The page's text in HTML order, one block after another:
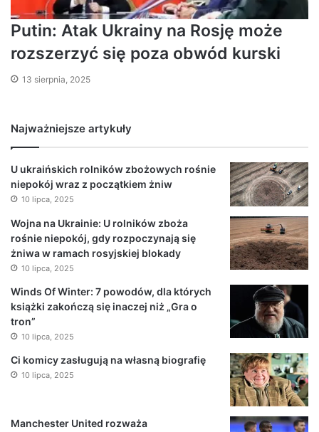
Putin: Atak Ukrainy na Rosję może
rozszerzyć się poza obwód kurski
13 sierpnia, 2025
Najważniejsze artykuły
U ukraińskich rolników zbożowych rośnie
niepokój wraz z początkiem żniw
10 lipca, 2025
Wojna na Ukrainie: U rolników zboża
rośnie niepokój, gdy rozpoczynają się
żniwa w ramach rosyjskiej blokady
10 lipca, 2025
Winds Of Winter: 7 powodów, dla których
książki zakończą się inaczej niż „Gra o
tron”
10 lipca, 2025
Ci komicy zasługują na własną biografię
10 lipca, 2025
Manchester United rozważa